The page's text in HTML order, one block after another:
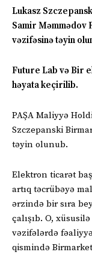
Lukasz
Samir Məmmədov
vəzifəsinə təyin
Future Lab və Bir
həyata keçirilib.
PAŞA Maliyyə
Szczepanski
təyin olunub.
Elektron ticarət
artıq təcrübəyə
ərzində bir sıra
çalışıb. O,
vəzifələrdə
qismində